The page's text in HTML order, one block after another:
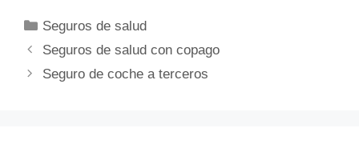
Categorías
Seguros de salud
Seguros de salud con copago
Seguro de coche a terceros